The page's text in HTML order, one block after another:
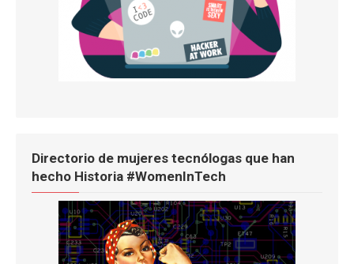
Directorio de mujeres tecnólogas que han
hecho Historia #WomenInTech